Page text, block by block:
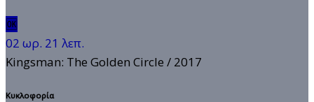
🆗
02 ωρ. 21 λεπ.
Kingsman: The Golden Circle / 2017
Κυκλοφορία